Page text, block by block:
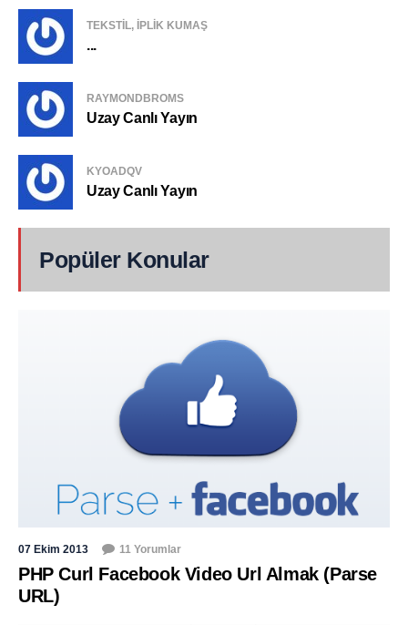
TEKSTIL, IPLIK KUMAŞ
...
RAYMONDBROMS
Uzay Canlı Yayın
KYOADQV
Uzay Canlı Yayın
Popüler Konular
07 Ekim 2013 11 Yorumlar
PHP Curl Facebook Video Url Almak (Parse
URL)